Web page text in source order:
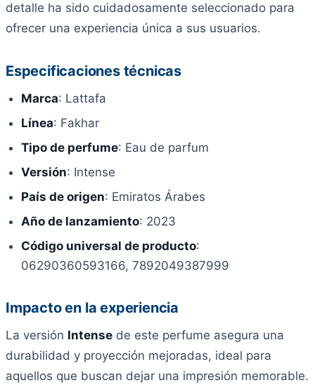
detalle ha sido cuidadosamente seleccionado para
ofrecer una experiencia única a sus usuarios.
Especificaciones técnicas
Marca: Lattafa
Línea: Fakhar
Tipo de perfume: Eau de parfum
Versión: Intense
País de origen: Emiratos Árabes
Año de lanzamiento: 2023
Código universal de producto:
06290360593166, 7892049387999
Impacto en la experiencia
La versión Intense de este perfume asegura una
durabilidad y proyección mejoradas, ideal para
aquellos que buscan dejar una impresión memorable.